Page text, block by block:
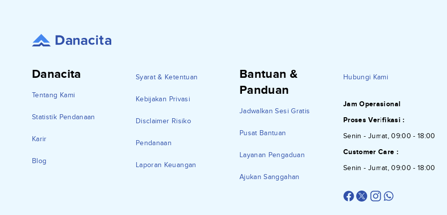
Danacita
Tentang Kami
Statistik Pendanaan
Karir
Blog
Syarat & Ketentuan
Kebijakan Privasi
Disclaimer Risiko
Pendanaan
Laporan Keuangan
Bantuan &
Panduan
Jadwalkan Sesi Gratis
Pusat Bantuan
Layanan Pengaduan
Ajukan Sanggahan
Hubungi Kami
Jam Operasional
Proses Verifikasi :
Senin - Jumat, 09:00 - 18:00
Customer Care :
Senin - Jumat, 09:00 - 18:00